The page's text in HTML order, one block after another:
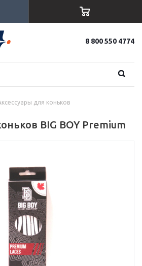
8 800 550 4774
для коньков
BIG BOY Premium